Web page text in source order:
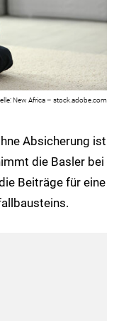
New Africa – stock.adobe.com
Absicherung ist
die Basler bei
Beiträge für eine